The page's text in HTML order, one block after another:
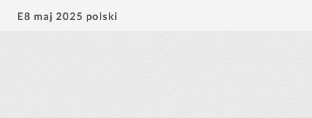
E8 maj 2025 polski